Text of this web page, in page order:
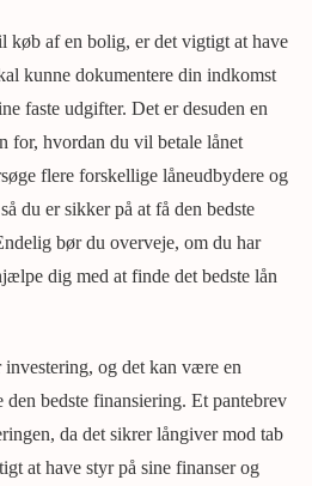
køb af en bolig, er det vigtigt at have
kunne dokumentere din indkomst
faste udgifter. Det er desuden en
for, hvordan du vil betale lånet
flere forskellige låneudbydere og
du er sikker på at få den bedste
bør du overveje, om du har
dig med at finde det bedste lån
og det kan være en
bedste finansiering. Et pantebrev
da det sikrer långiver mod tab
at have styr på sine finanser og